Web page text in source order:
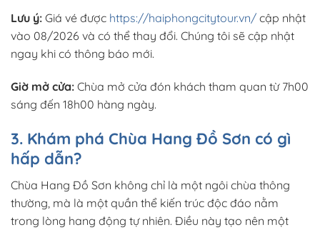
Lưu ý: Giá vé được https://haiphongcitytour.vn/ cập nhật
vào 08/2026 và có thể thay đổi. Chúng tôi sẽ cập nhật
ngay khi có thông báo mới.
Giờ mở cửa: Chùa mở cửa đón khách tham quan từ 7h00
sáng đến 18h00 hàng ngày.
3. Khám phá Chùa Hang Đồ Sơn có gì
hấp dẫn?
Chùa Hang Đồ Sơn không chỉ là một ngôi chùa thông
thường, mà là một quần thể kiến trúc độc đáo nằm
trong lòng hang động tự nhiên. Điều này tạo nên một